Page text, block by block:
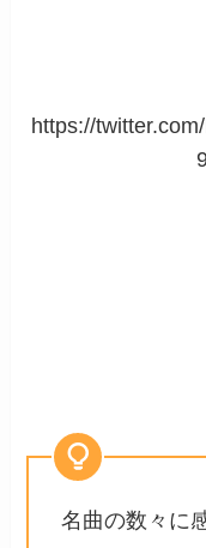
https://
名曲の数々に